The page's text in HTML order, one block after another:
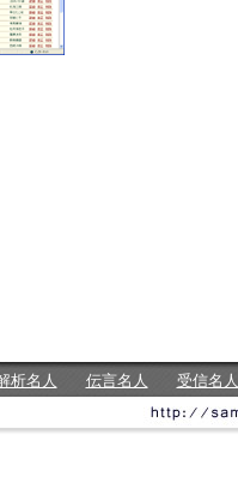
析名人 伝言名人 受信名人